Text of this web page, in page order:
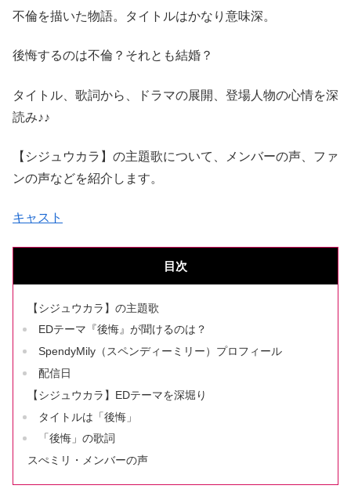
不倫を描いた物語。タイトルはかなり意味深。
後悔するのは不倫？それとも結婚？
タイトル、歌詞から、ドラマの展開、登場人物の心情を深
読み♪♪
【シジュウカラ】の主題歌について、メンバーの声、ファ
ンの声などを紹介します。
キャスト
目次
【シジュウカラ】の主題歌
EDテーマ『後悔』が聞けるのは？
SpendyMily（スペンディーミリー）プロフィール
配信日
【シジュウカラ】EDテーマを深堀り
タイトルは「後悔」
「後悔」の歌詞
スぺミリ・メンバーの声